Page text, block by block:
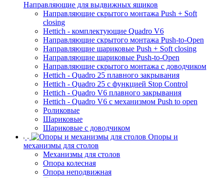
Направляющие для выдвижных ящиков
Направляющие скрытого монтажа Push + Soft
closing
Hettich - комплектующие Quadro V6
Направляющие скрытого монтажа Push-to-Open
Направляющие шариковые Push + Soft closing
Направляющие шариковые Push-to-Open
Направляющие скрытого монтажа с доводчиком
Hettich - Quadro 25 плавного закрывания
Hettich - Quadro 25 с функцией Stop Control
Hettich - Quadro V6 плавного закрывания
Hettich - Quadro V6 с механизмом Push to open
Роликовые
Шариковые
Шариковые с доводчиком
Опоры и
механизмы для столов
Механизмы для столов
Опора колесная
Опора неподвижная